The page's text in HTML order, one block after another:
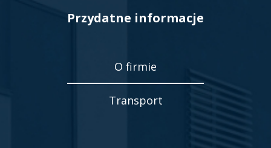
Przydatne informacje
O firmie
Transport